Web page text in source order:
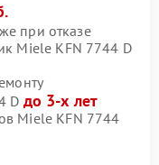
при отказе
Miele KFN 7744 D
D до 3-х лет
Miele KFN 7744